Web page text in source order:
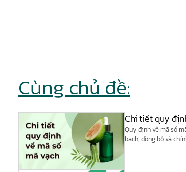
Cùng chủ đề:
Chi tiết quy
Quy định về mã số
bạch, đồng bộ và